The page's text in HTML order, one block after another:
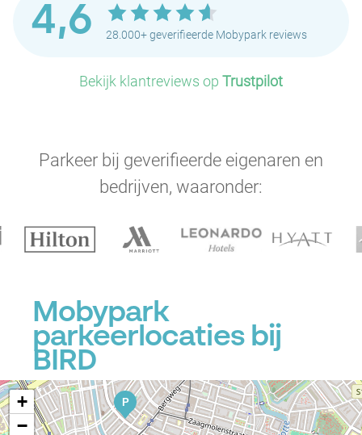
4,6 28.000+ geverifieerde Mobypark reviews
Bekijk klantreviews op Trustpilot
Parkeer bij geverifieerde eigenaren en
bedrijven, waaronder:
Mobypark
parkeerlocaties bij
BIRD
P
P
+
−